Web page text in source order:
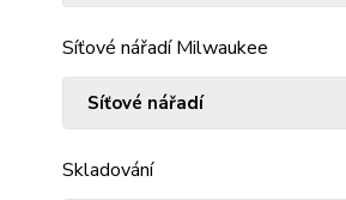
Síťové nářadí Milwaukee
Síťové nářadí
Skladování